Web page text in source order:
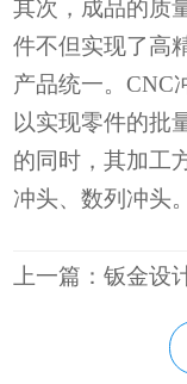
其次，成品的质
件不但实现了高
产品统一。CNC
以实现零件的批
的同时，其加工
冲头、数列冲头。